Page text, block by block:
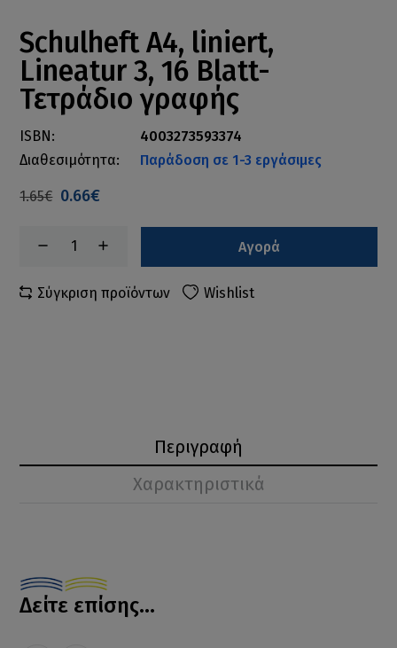
Schulheft A4, liniert,
Lineatur 3, 16 Blatt-
Τετράδιο γραφής
ISBN:
4003273593374
Διαθεσιμότητα:
Παράδοση σε 1-3 εργάσιμες
1.65€ 0.66€
Αγορά
Σύγκριση προϊόντων Wishlist
Περιγραφή
Χαρακτηριστικά
Δείτε επίσης...